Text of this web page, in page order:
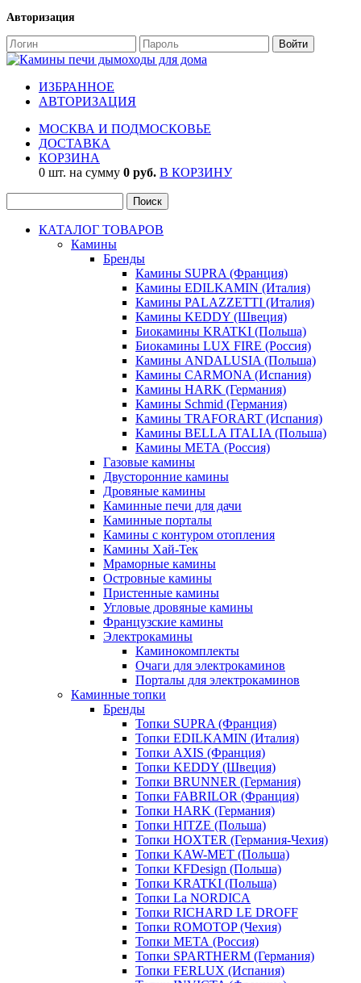
Авторизация
ИЗБРАННОЕ
АВТОРИЗАЦИЯ
МОСКВА И ПОДМОСКОВЬЕ
ДОСТАВКА
КОРЗИНА
0 шт. на сумму 0 руб. В КОРЗИНУ
КАТАЛОГ ТОВАРОВ
Камины
Бренды
Камины SUPRA (Франция)
Камины EDILKAMIN (Италия)
Камины PALAZZETTI (Италия)
Камины KEDDY (Швеция)
Биокамины KRATKI (Польша)
Биокамины LUX FIRE (Россия)
Камины ANDALUSIA (Польша)
Камины CARMONA (Испания)
Камины HARK (Германия)
Камины Schmid (Германия)
Камины TRAFORART (Испания)
Камины BELLA ITALIA (Польша)
Камины МЕТА (Россия)
Газовые камины
Двусторонние камины
Дровяные камины
Каминные печи для дачи
Каминные порталы
Камины с контуром отопления
Камины Хай-Тек
Мраморные камины
Островные камины
Пристенные камины
Угловые дровяные камины
Французские камины
Электрокамины
Каминокомплекты
Очаги для электрокаминов
Порталы для электрокаминов
Каминные топки
Бренды
Топки SUPRA (Франция)
Топки EDILKAMIN (Италия)
Топки AXIS (Франция)
Топки KEDDY (Швеция)
Топки BRUNNER (Германия)
Топки FABRILOR (Франция)
Топки HARK (Германия)
Топки HITZE (Польша)
Топки HOXTER (Германия-Чехия)
Топки KAW-MET (Польша)
Топки KFDesign (Польша)
Топки KRATKI (Польша)
Топки La NORDICA
Топки RICHARD LE DROFF
Топки ROMOTOP (Чехия)
Топки МЕТА (Россия)
Топки SPARTHERM (Германия)
Топки FERLUX (Испания)